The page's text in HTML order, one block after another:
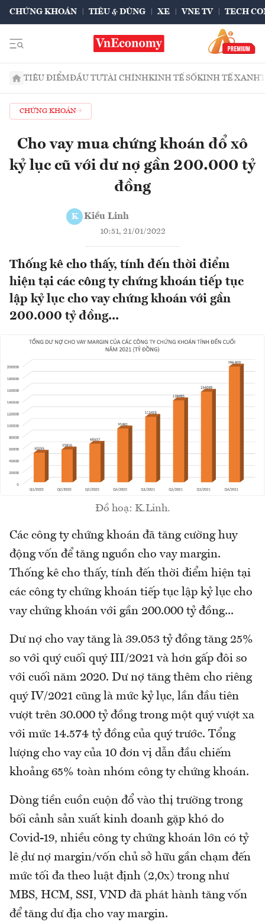
CHỨNG KHOÁN TIÊU & DÙNG XE VNE TV TECH
TIÊU ĐIỂMĐẦU TƯTÀI CHÍNHKINH TẾ SỐKINH TẾ XANH
CHỨNG KHOÁN
Cho vay mua chứng khoán đổ xô
kỷ lục cũ với dư nợ gần 200.000 tỷ
đồng
K Kiều Linh
10:51, 21/01/2022
Thống kê cho thấy, tính đến thời điểm
hiện tại các công ty chứng khoán tiếp tục
lập kỷ lục cho vay chứng khoán với gần
200.000 tỷ đồng...
Đồ hoạ: K.Linh.
Các công ty chứng khoán đã tăng cường huy
động vốn để tăng nguồn cho vay margin.
Thống kê cho thấy, tính đến thời điểm hiện tại
các công ty chứng khoán tiếp tục lập kỷ lục cho
vay chứng khoán với gần 200.000 tỷ đồng...
Dư nợ cho vay tăng là 39.053 tỷ đồng tăng 25%
so với quý cuối quý III/2021 và hơn gấp đôi so
với cuối năm 2020. Dư nợ tăng thêm cho riêng
quý IV/2021 cũng là mức kỷ lục, lần đầu tiên
vượt trên 30.000 tỷ đồng trong một quý vượt xa
với mức 14.574 tỷ đồng của quý trước. Tổng
lượng cho vay của 10 đơn vị dẫn đầu chiếm
khoảng 65% toàn nhóm công ty chứng khoán.
Dòng tiền cuồn cuộn đổ vào thị trường trong
bối cảnh sản xuất kinh doanh gặp khó do
Covid-19, nhiều công ty chứng khoán lớn có tỷ
lệ dư nợ margin/vốn chủ sở hữu gần chạm đến
mức tối đa theo luật định (2,0x) trong như
MBS, HCM, SSI, VND đã phát hành tăng vốn
để tăng dư địa cho vay margin.